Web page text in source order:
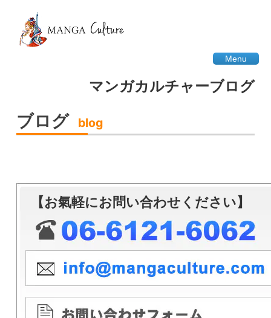
Menu
マンガカルチャーブログ
ブログ blog
【お氣軽にお問い合わせください】